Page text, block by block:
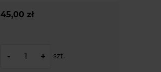
45,00 zł
- + szt.